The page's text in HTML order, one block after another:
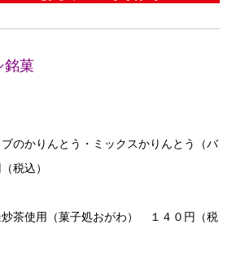
銘菓
のかりんとう・ミックスかりんとう（バ
税込）
炒茶使用（菓子処おがわ） １４０円（税